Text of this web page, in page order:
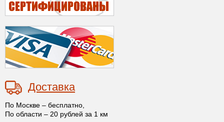
Доставка
По Москве – бесплатно,
По области – 20 рублей за 1 км